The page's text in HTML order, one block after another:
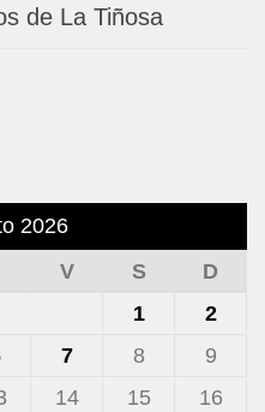
de La Tiñosa
2026
V S
D
1
2
7 8
9
14 15
16